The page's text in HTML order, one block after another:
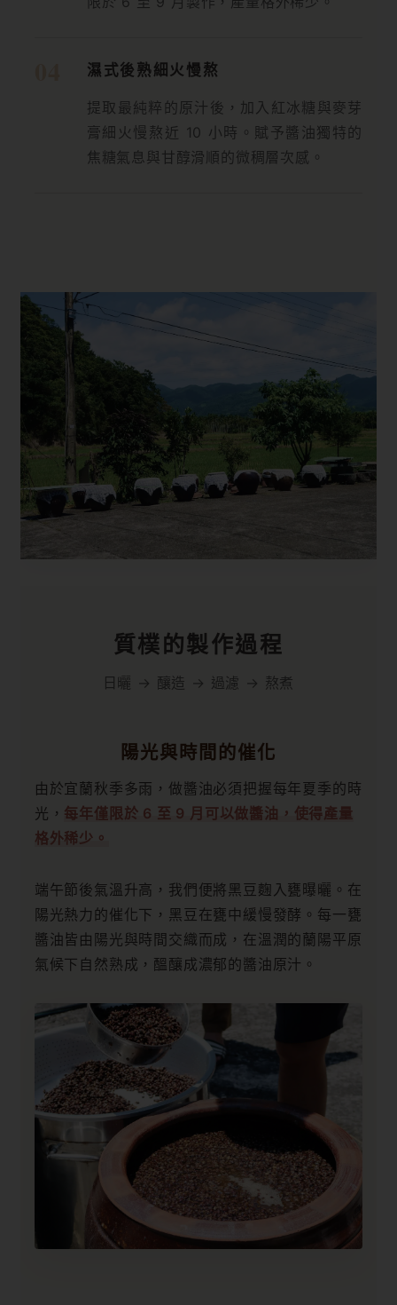
濕式後熟細火慢熬
提取最純粹的原汁後，加入紅冰糖與麥芽
膏細火慢熬近 10 小時。賦予醬油獨特的
焦糖氣息與甘醇滑順的微稠層次感。
質樸的製作過程
日曬 → 釀造 → 過濾 → 熬煮
陽光與時間的催化
由於宜蘭秋季多雨，做醬油必須把握每年夏季的時
光， 每年僅限於 6 至 9 月可以做醬油，使得產量
格外稀少。
端午節後氣溫升高，我們便將黑豆麴入甕曝曬。在
陽光熱力的催化下，黑豆在甕中緩慢發酵。每一甕
醬油皆由陽光與時間交織而成，在溫潤的蘭陽平原
氣候下自然熟成，醞釀成濃郁的醬油原汁。